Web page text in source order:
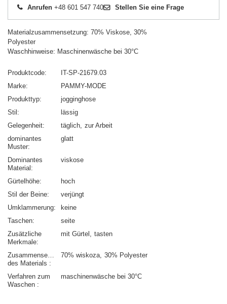
Anrufen +48 601 547 740 Stellen Sie eine Frage
Materialzusammensetzung: 70% Viskose, 30%
Polyester
Waschhinweise: Maschinenwäsche bei 30°C
Produktcode
IT-SP-21679.03
Marke
PAMMY-MODE
Produkttyp
jogginghose
Stil
lässig
Gelegenheit
täglich zur Arbeit
dominantes
Muster
glatt
Dominantes
Material
viskose
Gürtelhöhe
hoch
Stil der Beine
verjüngt
Umklammerung
keine
Taschen
seite
Zusätzliche
Merkmale
mit Gürtel tasten
Zusammensetzung
des Materials
70% wiskoza 30% Polyester
Verfahren zum
Waschen
maschinenwäsche bei 30°C